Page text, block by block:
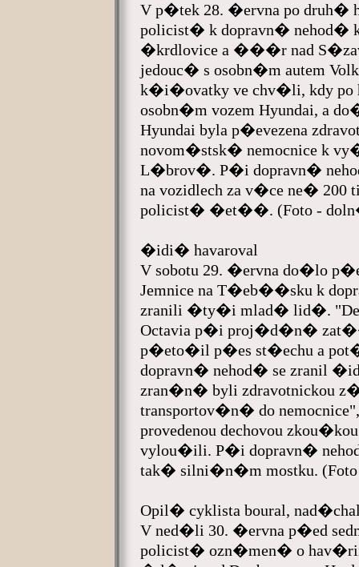
V p�tek 28. �ervna po
policist� k dopravn� nehod�
�krdlovice a ���r nad
jedouc� s osobn�m autem
k�i�ovatky ve chv�li, kdy
osobn�m vozem Hyundai, a
Hyundai byla p�evezena
novom�stsk� nemocnice k
L�brov�. P�i dopravn�
na vozidlech za v�ce ne� 200
policist� �et��. (Foto -
�idi� havaroval
V sobotu 29. �ervna do�lo
Jemnice na T�eb��sku k
zranili �ty�i mlad� lid�.
Octavia p�i proj�d�n�
p�eto�il p�es st�echu a
dopravn� nehod� se zranil
zran�n� byli zdravotnickou
transportov�n� do
provedenou dechovou
vylou�ili. P�i dopravn�
tak� silni�n�m mostku.
Opil� cyklista boural,
V ned�li 30. �ervna p�ed
policist� ozn�men� o